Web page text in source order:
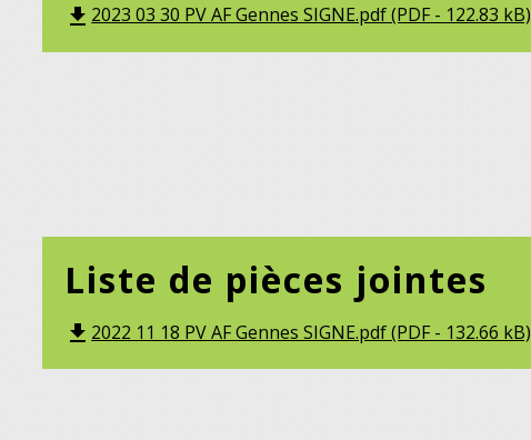
file_download2023 03 30 PV AF Gennes SIGNE.pdf (PDF - 122.83 kB)
Liste de pièces jointes
file_download2022 11 18 PV AF Gennes SIGNE.pdf (PDF - 132.66 kB)